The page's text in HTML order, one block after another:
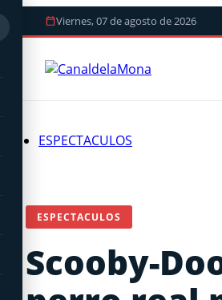
Viernes, 07 de agosto de 2026
ESPECTACULOS
ESPECTACULOS
Scooby-